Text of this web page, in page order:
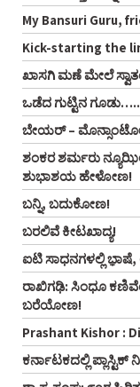
My Bansuri Guru,
Kick-starting the
ಖಾಸಗಿ ಮಣೆ ಮೇಲೆ
ಒಡೆದ ಗುಟ್ಟಿನ ಗೂಡು…..
ಬೇಯರ್ –
ಶಂಕರ ಶರ್ಮರು
ಶುಭಾಶಯ ಹೇಳೋಣ!
ಬನ್ನಿ, ಬದುಕೋಣ!
ಬರಲಿವೆ ಕೀಟಖಾದ್ಯ!
ಐಟಿ ಸಾಧನಗಳಲ್ಲಿ ಭಾ಼ಷೆ,
ರಾಖಿಗಢಿ: ಸಿಂಧೂ
ಬರೆಯೋಣ!
Prashant Kishor :
ಕರ್ನಾಟಕದಲ್ಲಿ